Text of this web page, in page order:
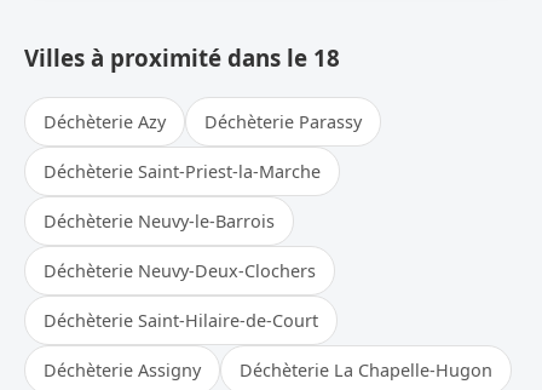
Villes à proximité dans le 18
Déchèterie Azy Déchèterie Parassy
Déchèterie Saint-Priest-la-Marche
Déchèterie Neuvy-le-Barrois
Déchèterie Neuvy-Deux-Clochers
Déchèterie Saint-Hilaire-de-Court
Déchèterie Assigny Déchèterie La Chapelle-Hugon